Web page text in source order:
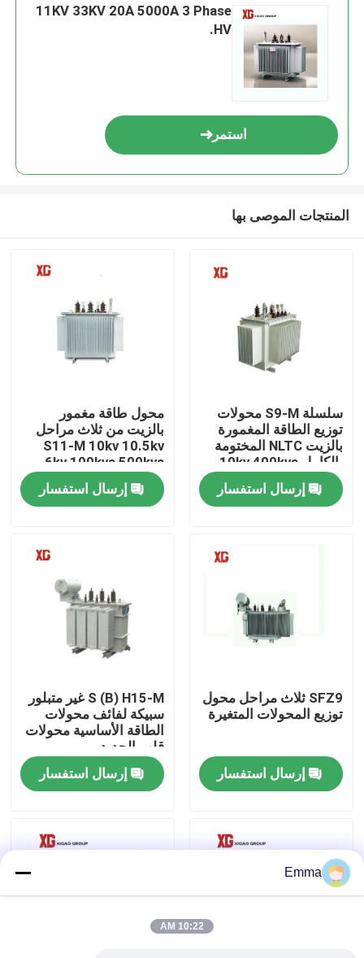
منزل، بيت
جولة في المعمل
مراقبة الجودة
اطلب اقتباس
تبديل كسر تحميل الهواء
SF6 تبديل كسر الحمل
11KV 33KV 20A 5000A 3 Phase
HV.
استمر
المنتجات الموصى بها
سلسلة S9-M محولات
توزيع الطاقة المغمورة
بالزيت NLTC المختومة
بالكامل 10kv 400kva
إرسال استفسار
محول طاقة مغمور
بالزيت من ثلاث مراحل
S11-M 10kv 10.5kv
6kv 100kva 500kva
100kva
إرسال استفسار
SFZ9 ثلاث مراحل محول
توزيع المحولات المتغيرة
إرسال استفسار
S (B) H15-M غير متبلور
سبيكة لفائف محولات
الطاقة الأساسية محولات
قلب الحديد
إرسال استفسار
Emma
10:22 AM